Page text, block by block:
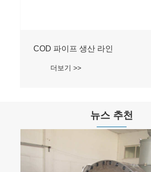
COD 파이프 생산 라인
더보기 >>
뉴스 추천